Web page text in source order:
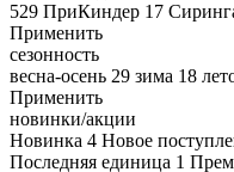
529 ПриКиндер 17
Применить
сезонность
весна-осень 29 зима 18
Применить
новинки/акции
Новинка 4 Новое
Последняя единица 1